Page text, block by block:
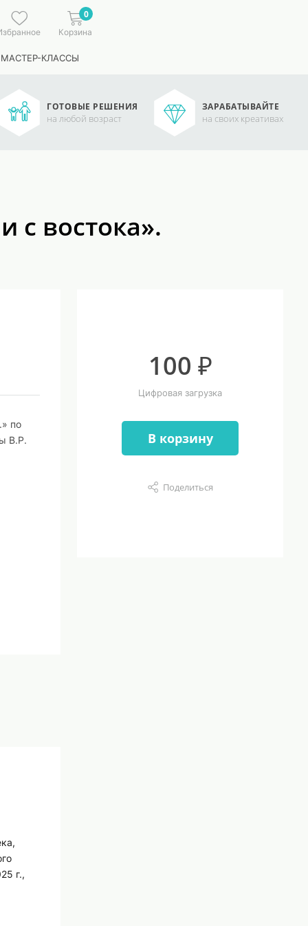
0
Корзина
КЛАССЫ
ГОТОВЫЕ РЕШЕНИЯ
на любой возраст
ЗАРАБАТЫВАЙТЕ
на своих креативах
с востока».
по
В.Р.
100 ₽
Цифровая загрузка
В корзину
Поделиться
г.,